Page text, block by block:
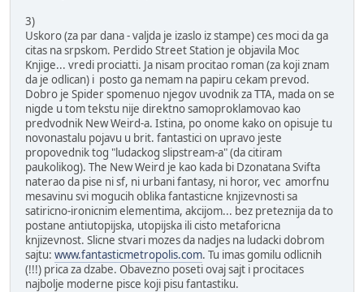
3)
Uskoro (za par dana - valjda je izaslo iz stampe) ces moci da ga
citas na srpskom. Perdido Street Station je objavila Moc
Knjige... vredi prociatti. Ja nisam procitao roman (za koji znam
da je odlican) i posto ga nemam na papiru cekam prevod.
Dobro je Spider spomenuo njegov uvodnik za TTA, mada on se
nigde u tom tekstu nije direktno samoproklamovao kao
predvodnik New Weird-a. Istina, po onome kako on opisuje tu
novonastalu pojavu u brit. fantastici on upravo jeste
propovednik tog "ludackog slipstream-a" (da citiram
paukolikog). The New Weird je kao kada bi Dzonatana Svifta
naterao da pise ni sf, ni urbani fantasy, ni horor, vec amorfnu
mesavinu svi mogucih oblika fantasticne knjizevnosti sa
satiricno-ironicnim elementima, akcijom... bez preteznija da to
postane antiutopijska, utopijska ili cisto metaforicna
knjizevnost. Slicne stvari mozes da nadjes na ludacki dobrom
sajtu: www.fantasticmetropolis.com. Tu imas gomilu odlicnih
(!!!) prica za dzabe. Obavezno poseti ovaj sajt i procitaces
najbolje moderne pisce koji pisu fantastiku.